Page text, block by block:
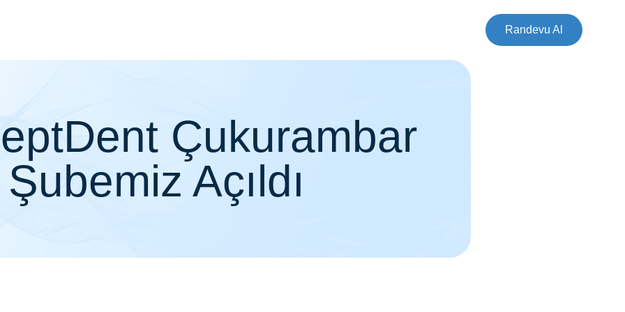
Randevu Al
Çukurambar
Şubemiz Açıldı